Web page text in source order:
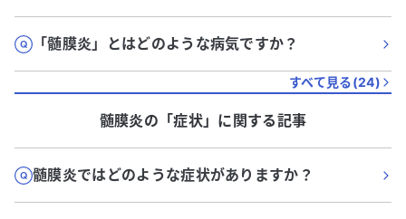
「髄膜炎」とはどのような病気ですか？
すべて見る(24)
髄膜炎の「症状」に関する記事
髄膜炎ではどのような症状がありますか？